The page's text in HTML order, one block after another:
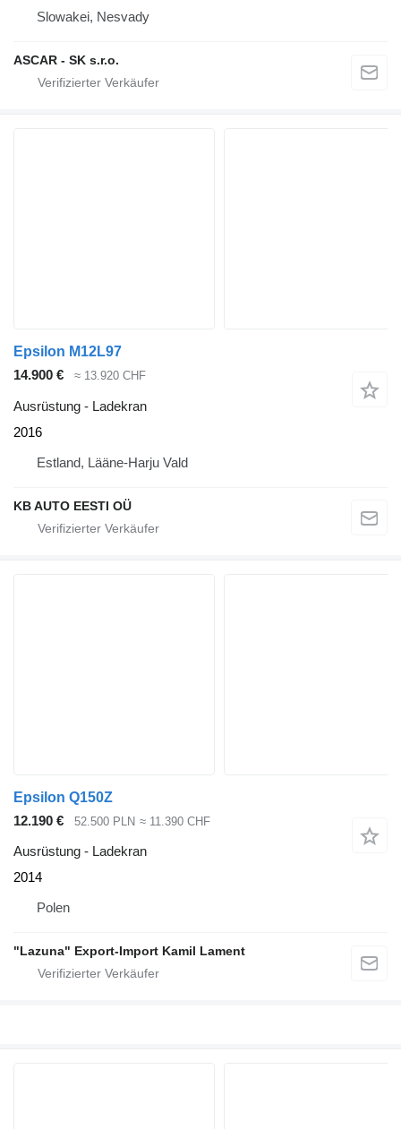
Slowakei, Nesvady
ASCAR - SK s.r.o.
Epsilon M12L97
14.900 €
≈ 13.920 CHF
Ausrüstung - Ladekran
2016
Estland, Lääne-Harju Vald
KB AUTO EESTI OÜ
Epsilon Q150Z
12.190 €
52.500 PLN ≈ 11.390 CHF
Ausrüstung - Ladekran
2014
Polen
"Lazuna" Export-Import Kamil Lament